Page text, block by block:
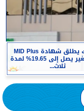
ميدبنك يطلق شهادة MID Plus
بعائد متغير يصل إلى 19.65% لمدة
ثلاث...